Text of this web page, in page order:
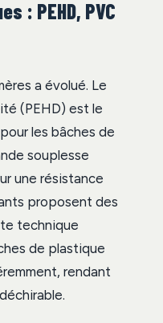
: PEHD, PVC
a évolué. Le
(PEHD) est le
les bâches de
souplesse
une résistance
proposent des
technique
de plastique
rendant